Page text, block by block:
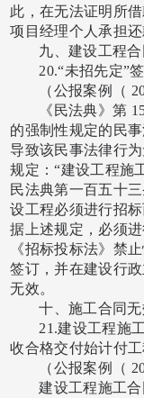
此，在无法证明所
项目经理个人承担还
九、建设工程合
20.“未招先定”
（公报案例（
《民法典》第
的强制性规定的民
导致该民事法律行
规定：“建设工程施
民法典第一百五十
设工程必须进行招
据上述规定，必须
《招标投标法》禁
签订，并在建设行
无效。
十、施工合同
21.建设工程施
收合格交付始计付
（公报案例（
建设工程施工